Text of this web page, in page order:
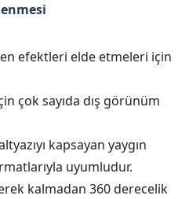
efektleri elde etmeleri için
çok sayıda dış görünüm
kapsayan yaygın
uyumludur.
kalmadan 360 derecelik